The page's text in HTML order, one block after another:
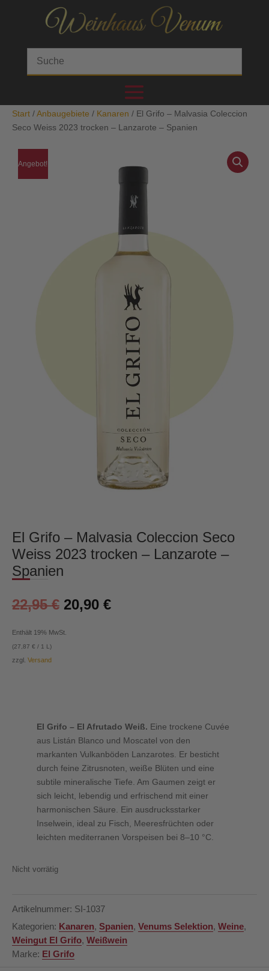
Start/Anbaugebiete / Kanaren / El Grifo – Malvasia Coleccion
Seco Weiss 2023 trocken – Lanzarote – Spanien
Angebot!
El Grifo – Malvasia Coleccion Seco
Weiss 2023 trocken – Lanzarote –
Spanien
22,95€ Ursprünglicher
Preis
war:
20,90 €Aktueller
Enthält 19% MwSt.
(27,87 € / 1 L)
zzgl. Versand
El Grifo – El Afrutado Weiß. Eine trockene Cuvée
aus Listán Blanco und Moscatel von den
markanten Vulkanböden Lanzarotes. Er besticht
durch feine Zitrusnoten, weiße Blüten und eine
subtile mineralische Tiefe. Am Gaumen zeigt er
sich leicht, lebendig und erfrischend mit einer
harmonischen Säure. Ein ausdrucksstarker
Inselwein, ideal zu Fisch, Meeresfrüchten oder
leichten mediterranen Vorspeisen bei 8–10 °C.
Nicht vorrätig
Artikelnummer: SI-1037
Kategorien: Kanaren, Spanien, Venums Selektion, Weine,
Weingut El Grifo, Weißwein
Marke: El Grifo